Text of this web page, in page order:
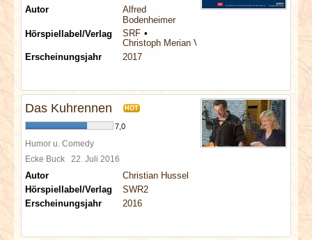
LINKS
Autor
Alfred
Bodenheimer
Hörspiellabel/Verlag
SRF
Christoph Merian Verlag
Erscheinungsjahr
2017
Das Kuhrennen HOT
7,0
Humor u. Comedy
Ecke Buck 22. Juli 2016
Autor
Christian Hussel
Hörspiellabel/Verlag
SWR2
Erscheinungsjahr
2016